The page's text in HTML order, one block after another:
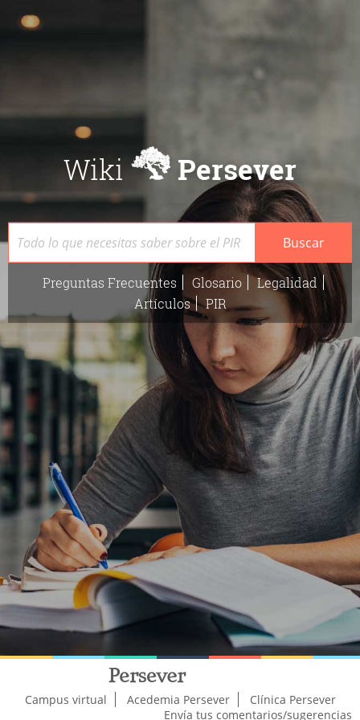
Wiki Persever
Buscar
Preguntas Frecuentes Glosario
Legalidad
Artículos
PIR
Campus virtual Acedemia Persever
Clínica Persever
Envía tus comentarios/sugerencias